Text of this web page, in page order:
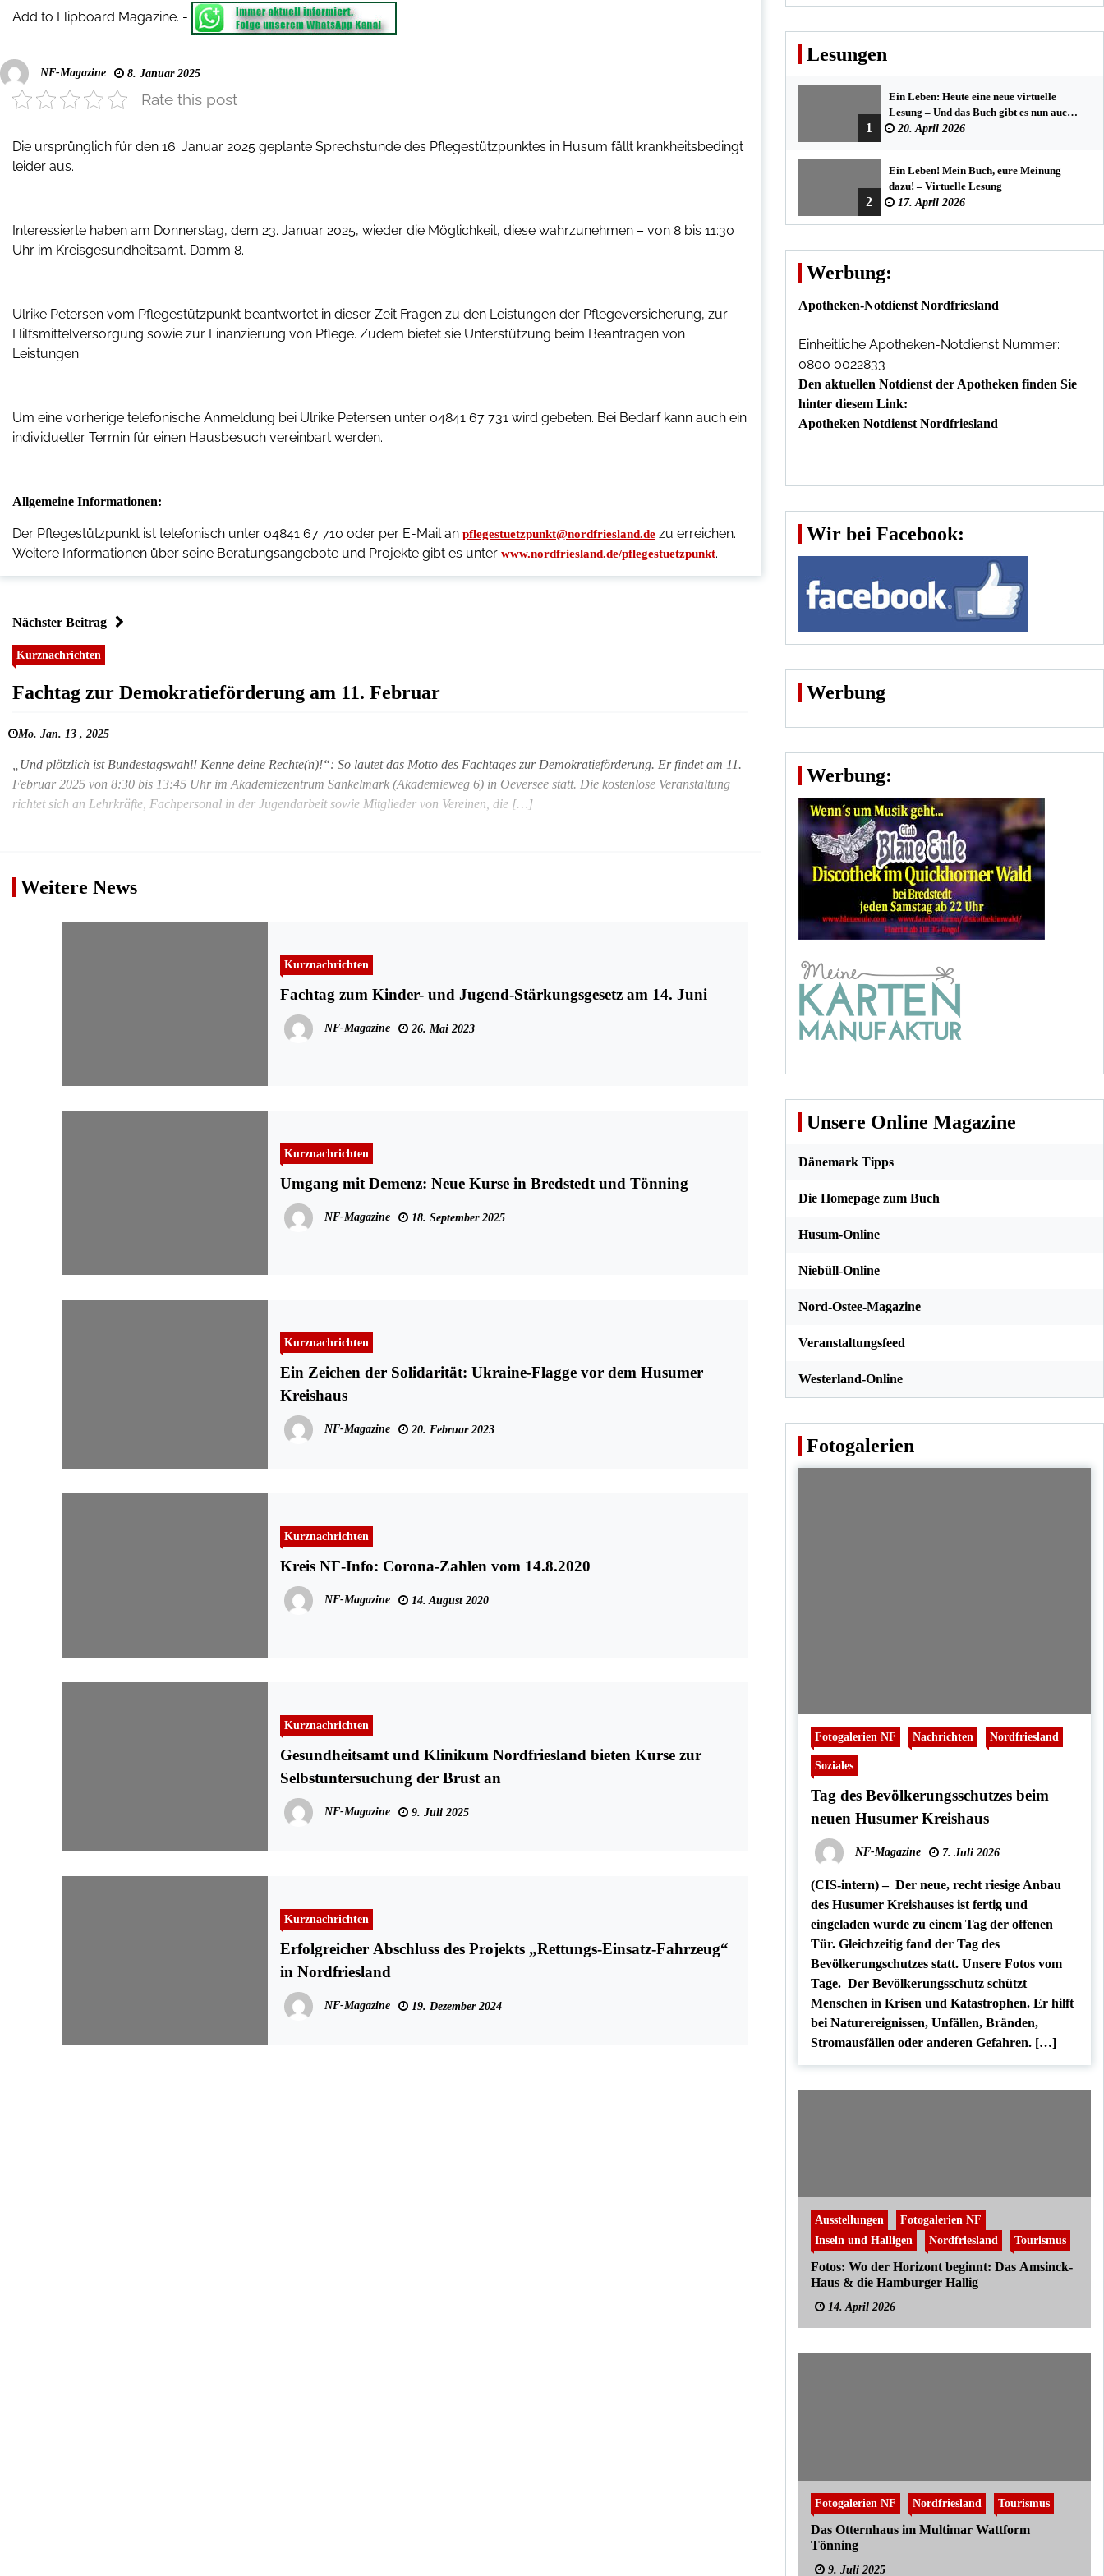
Add to Flipboard Magazine. -
NF-Magazine 8. Januar 2025
Rate this post
Die ursprünglich für den 16. Januar 2025 geplante Sprechstunde des Pflegestützpunktes in Husum fällt krankheitsbedingt
leider aus.
Interessierte haben am Donnerstag, dem 23. Januar 2025, wieder die Möglichkeit, diese wahrzunehmen – von 8 bis 11:30
Uhr im Kreisgesundheitsamt, Damm 8.
Ulrike Petersen vom Pflegestützpunkt beantwortet in dieser Zeit Fragen zu den Leistungen der Pflegeversicherung, zur
Hilfsmittelversorgung sowie zur Finanzierung von Pflege. Zudem bietet sie Unterstützung beim Beantragen von
Leistungen.
Um eine vorherige telefonische Anmeldung bei Ulrike Petersen unter 04841 67 731 wird gebeten. Bei Bedarf kann auch ein
individueller Termin für einen Hausbesuch vereinbart werden.
Allgemeine Informationen:
Der Pflegestützpunkt ist telefonisch unter 04841 67 710 oder per E-Mail an pflegestuetzpunkt@nordfriesland.de zu erreichen.
Weitere Informationen über seine Beratungsangebote und Projekte gibt es unter www.nordfriesland.de/pflegestuetzpunkt.
Nächster Beitrag
Kurznachrichten
Fachtag zur Demokratieförderung am 11. Februar
Mo. Jan. 13 , 2025
„Und plötzlich ist Bundestagswahl! Kenne deine Rechte(n)!“: So lautet das Motto des Fachtages zur Demokratieförderung. Er findet am 11.
Februar 2025 von 8:30 bis 13:45 Uhr im Akademiezentrum Sankelmark (Akademieweg 6) in Oeversee statt. Die kostenlose Veranstaltung
richtet sich an Lehrkräfte, Fachpersonal in der Jugendarbeit sowie Mitglieder von Vereinen, die […]
Weitere News
Kurznachrichten
Fachtag zum Kinder- und Jugend-Stärkungsgesetz am 14. Juni
NF-Magazine 26. Mai 2023
Kurznachrichten
Umgang mit Demenz: Neue Kurse in Bredstedt und Tönning
NF-Magazine 18. September 2025
Kurznachrichten
Ein Zeichen der Solidarität: Ukraine-Flagge vor dem Husumer
Kreishaus
NF-Magazine 20. Februar 2023
Kurznachrichten
Kreis NF-Info: Corona-Zahlen vom 14.8.2020
NF-Magazine 14. August 2020
Kurznachrichten
Gesundheitsamt und Klinikum Nordfriesland bieten Kurse zur
Selbstuntersuchung der Brust an
NF-Magazine 9. Juli 2025
Kurznachrichten
Erfolgreicher Abschluss des Projekts „Rettungs-Einsatz-Fahrzeug“
in Nordfriesland
NF-Magazine 19. Dezember 2024
Lesungen
1
Ein Leben: Heute eine neue virtuelle
Lesung – Und das Buch gibt es nun auch
in der Bredstedter Stadtbuchhandlung
20. April 2026
2
Ein Leben! Mein Buch, eure Meinung
dazu! – Virtuelle Lesung
17. April 2026
Werbung:
Apotheken-Notdienst Nordfriesland
Einheitliche Apotheken-Notdienst Nummer:
0800 0022833
Den aktuellen Notdienst der Apotheken finden Sie
hinter diesem Link:
Apotheken Notdienst Nordfriesland
Wir bei Facebook:
Werbung
Werbung:
Unsere Online Magazine
Dänemark Tipps
Die Homepage zum Buch
Husum-Online
Niebüll-Online
Nord-Ostee-Magazine
Veranstaltungsfeed
Westerland-Online
Fotogalerien
Fotogalerien NF Nachrichten Nordfriesland
Soziales
Tag des Bevölkerungsschutzes beim
neuen Husumer Kreishaus
NF-Magazine 7. Juli 2026
(CIS-intern) – Der neue, recht riesige Anbau
des Husumer Kreishauses ist fertig und
eingeladen wurde zu einem Tag der offenen
Tür. Gleichzeitig fand der Tag des
Bevölkerungschutzes statt. Unsere Fotos vom
Tage. Der Bevölkerungsschutz schützt
Menschen in Krisen und Katastrophen. Er hilft
bei Naturereignissen, Unfällen, Bränden,
Stromausfällen oder anderen Gefahren. […]
Ausstellungen
Fotogalerien NF
Inseln und Halligen
Nordfriesland Tourismus
Fotos: Wo der Horizont beginnt: Das Amsinck-
Haus & die Hamburger Hallig
14. April 2026
Fotogalerien NF Nordfriesland Tourismus
Das Otternhaus im Multimar Wattform
Tönning
9. Juli 2025